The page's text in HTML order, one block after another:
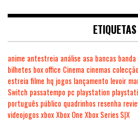
ETIQUETAS
anime antestreia análise asa bancas
bilhetes box office Cinema cinemas colecção
estreia filme hq jogos lançamento levoir
Switch passatempo pc playstation
português público quadrinhos resenha
videojogosxboxXbox One Xbox Series S|X